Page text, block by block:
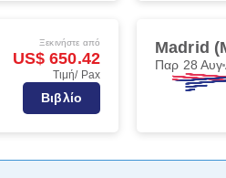
Ξεκινήστε από
US$ 650.42
Τιμή/ Pax
Βιβλίο
Madrid
Παρ 28 Αυγ